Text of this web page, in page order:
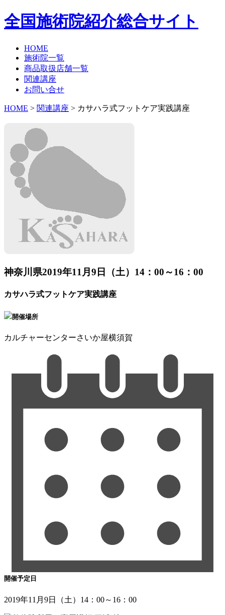
全国施術院紹介総合サイト
HOME
施術院一覧
商品取扱店舗一覧
関連講座
お問い合せ
HOME > 関連講座 > カサハラ式フットケア実践講座
神奈川県2019年11月9日（土）14：00～16：00
カサハラ式フットケア実践講座
開催場所
カルチャーセンターさいか屋横須賀
開催予定日
2019年11月9日（土）14：00～16：00